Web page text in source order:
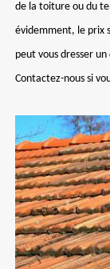
de la toiture ou du
évidemment, le prix
peut vous dresser
Contactez-nous si